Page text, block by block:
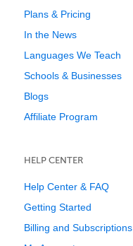
Plans & Pricing
In the News
Languages We Teach
Schools & Businesses
Blogs
Affiliate Program
HELP CENTER
Help Center & FAQ
Getting Started
Billing and Subscriptions